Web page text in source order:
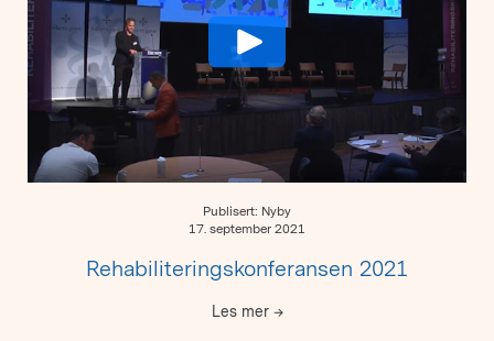
Publisert: Nyby
17. september 2021
Rehabiliteringskonferansen 2021
Les mer →